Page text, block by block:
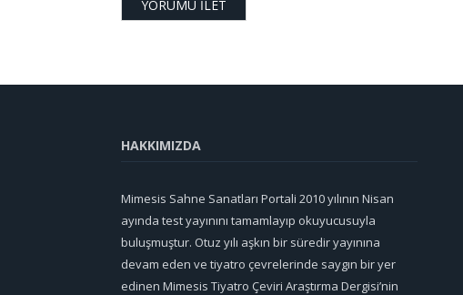
HAKKIMIZDA
Mimesis Sahne Sanatları Portali 2010 yılının Nisan
ayında test yayınını tamamlayıp okuyucusuyla
buluşmuştur. Otuz yılı aşkın bir süredir yayınına
devam eden ve tiyatro çevrelerinde saygın bir yer
edinen Mimesis Tiyatro Çeviri Araştırma Dergisi’nin